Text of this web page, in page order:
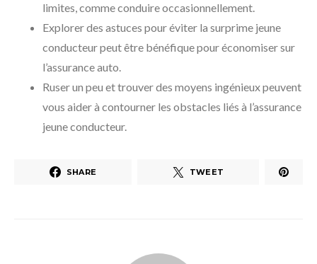
limites, comme conduire occasionnellement.
Explorer des astuces pour éviter la surprime jeune
conducteur peut être bénéfique pour économiser sur
l’assurance auto.
Ruser un peu et trouver des moyens ingénieux peuvent
vous aider à contourner les obstacles liés à l’assurance
jeune conducteur.
SHARE TWEET